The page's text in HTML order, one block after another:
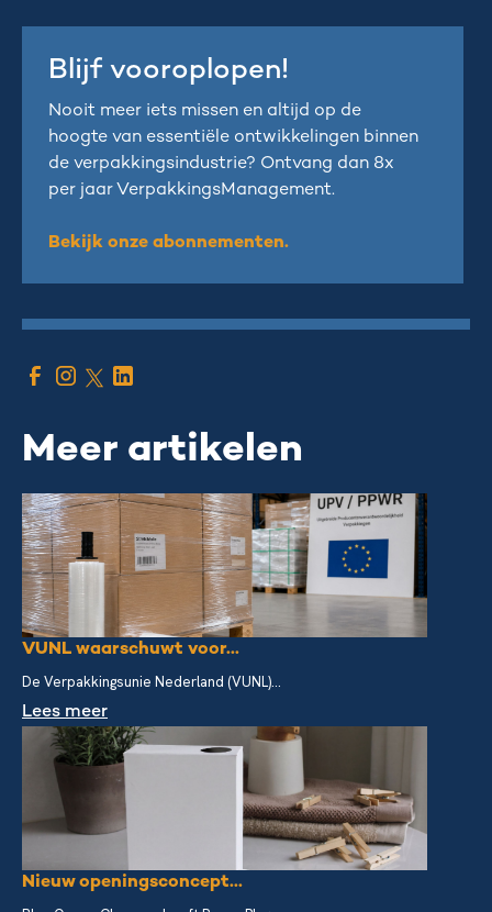
Blijf vooroplopen!
Nooit meer iets missen en altijd op de
hoogte van essentiële ontwikkelingen binnen
de verpakkingsindustrie? Ontvang dan 8x
per jaar VerpakkingsManagement.
Bekijk onze abonnementen.
Meer artikelen
VUNL waarschuwt voor...
De Verpakkingsunie Nederland (VUNL)...
Lees meer
Nieuw openingsconcept...